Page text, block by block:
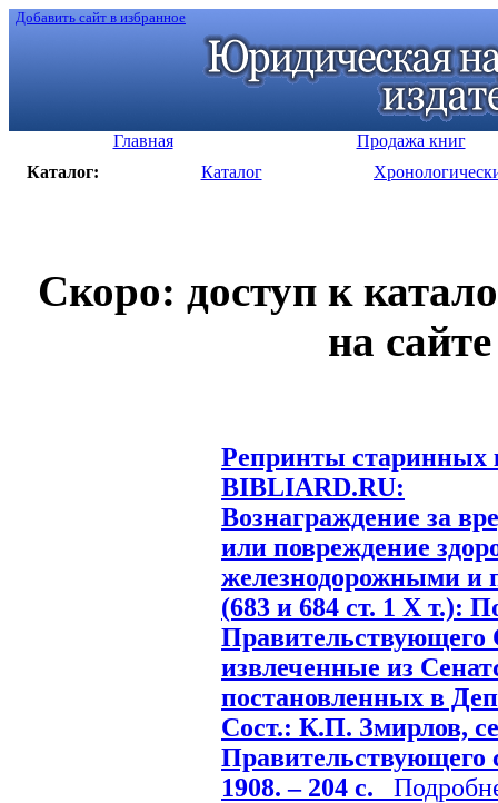
Добавить сайт в избранное
Главная
Продажа книг
Каталог:
Каталог
Скоро: доступ к
на
Репринты старинных
BIBLIARD.RU:
Вознаграждение за
или повреждение
железнодорожными и
(683 и 684 ст. 1 Х т.):
извлеченные из
постановленных в
Сост.: К.П. Змирлов,
Правительствующего
1908. – 204 с.